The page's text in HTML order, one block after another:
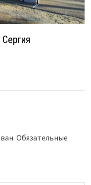
Обязательные